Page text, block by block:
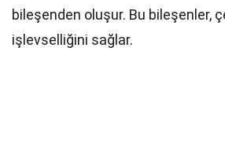
bileşenden oluşur. Bu bileşenler,
işlevselliğini sağlar.